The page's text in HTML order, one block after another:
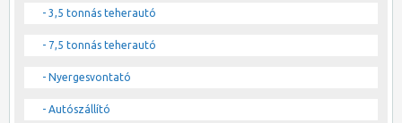
- 3,5 tonnás teherautó
- 7,5 tonnás teherautó
- Nyergesvontató
- Autószállító